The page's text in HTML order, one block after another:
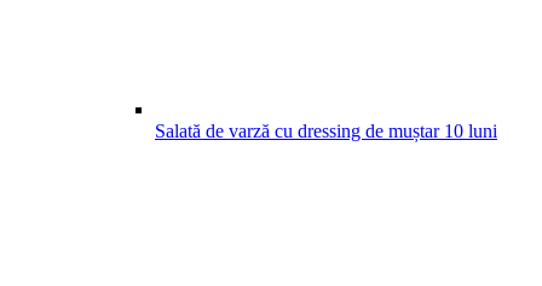
Salată de varză cu dressing de muștar 10 luni